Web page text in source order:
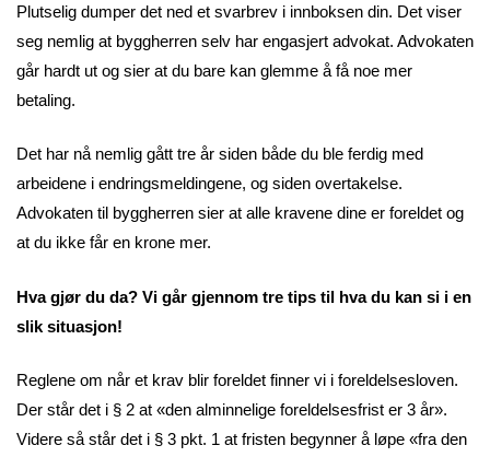
Plutselig dumper det ned et svarbrev i innboksen din. Det viser
seg nemlig at byggherren selv har engasjert advokat. Advokaten
går hardt ut og sier at du bare kan glemme å få noe mer
betaling.
Det har nå nemlig gått tre år siden både du ble ferdig med
arbeidene i endringsmeldingene, og siden overtakelse.
Advokaten til byggherren sier at alle kravene dine er foreldet og
at du ikke får en krone mer.
Hva gjør du da? Vi går gjennom tre tips til hva du kan si i en
slik situasjon!
Reglene om når et krav blir foreldet finner vi i foreldelsesloven.
Der står det i § 2 at «den alminnelige foreldelsesfrist er 3 år».
Videre så står det i § 3 pkt. 1 at fristen begynner å løpe «fra den